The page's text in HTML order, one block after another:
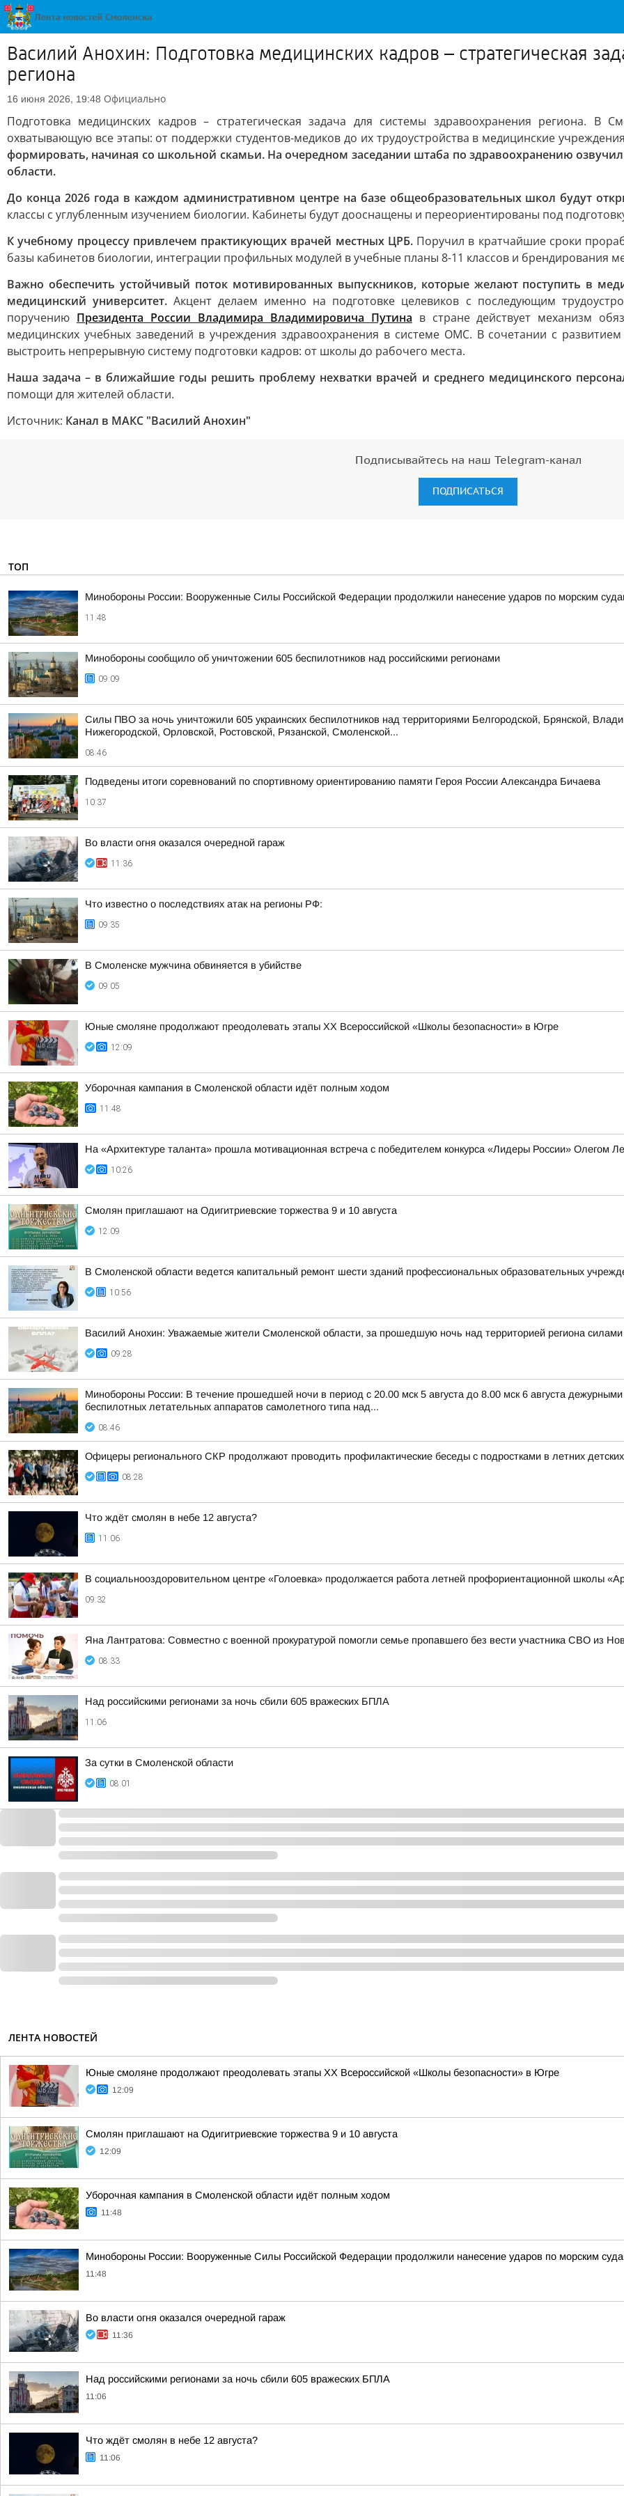
Василий Анохин: Подготовка медицинских кадров – стратегическая
региона
16 июня 2026, 19:48 Официально
Подготовка медицинских кадров – стратегическая задача для системы здравоохранения региона. В
охватывающую все этапы: от поддержки студентов-медиков до их трудоустройства в медицинские
формировать, начиная со школьной скамьи. На очередном заседании штаба по здравоохранению
области.
До конца 2026 года в каждом административном центре на базе общеобразовательных школ будут
классы с углубленным изучением биологии. Кабинеты будут дооснащены и переориентированы под
К учебному процессу привлечем практикующих врачей местных ЦРБ. Поручил в кратчайшие сроки
базы кабинетов биологии, интеграции профильных модулей в учебные планы 8-11 классов и брендирования
Важно обеспечить устойчивый поток мотивированных выпускников, которые желают поступить в
медицинский университет. Акцент делаем именно на подготовке целевиков с последующим
поручению Президента России Владимира Владимировича Путина в стране действует механизм
медицинских учебных заведений в учреждения здравоохранения в системе ОМС. В сочетании с
выстроить непрерывную систему подготовки кадров: от школы до рабочего места.
Наша задача – в ближайшие годы решить проблему нехватки врачей и среднего медицинского
помощи для жителей области.
Источник: Канал в МАКС "Василий Анохин"
Подписывайтесь на наш Telegram-канал
ПОДПИСАТЬСЯ
ТОП
Минобороны России: Вооруженные Силы Российской Федерации продолжили нанесение ударов по морским
11:48
Минобороны сообщило об уничтожении 605 беспилотников над российскими регионами
09:09
Силы ПВО за ночь уничтожили 605 украинских беспилотников над территориями Белгородской, Брянской,
Нижегородской, Орловской, Ростовской, Рязанской, Смоленской...
08:46
Подведены итоги соревнований по спортивному ориентированию памяти Героя России Александра Бичаева
10:37
Во власти огня оказался очередной гараж
11:36
Что известно о последствиях атак на регионы РФ:
09:35
В Смоленске мужчина обвиняется в убийстве
09:05
Юные смоляне продолжают преодолевать этапы XX Всероссийской «Школы безопасности» в Югре
12:09
Уборочная кампания в Смоленской области идёт полным ходом
11:48
На «Архитектуре таланта» прошла мотивационная встреча с победителем конкурса «Лидеры России» Олегом
10:26
Смолян приглашают на Одигитриевские торжества 9 и 10 августа
12:09
В Смоленской области ведется капитальный ремонт шести зданий профессиональных образовательных
10:56
Василий Анохин: Уважаемые жители Смоленской области, за прошедшую ночь над территорией региона
09:28
Минобороны России: В течение прошедшей ночи в период с 20.00 мск 5 августа до 8.00 мск 6 августа
беспилотных летательных аппаратов самолетного типа над...
08:46
Офицеры регионального СКР продолжают проводить профилактические беседы с подростками в летних
08:28
Что ждёт смолян в небе 12 августа?
11:06
В социальнооздоровительном центре «Голоевка» продолжается работа летней профориентационной школы
09:32
Яна Лантратова: Совместно с военной прокуратурой помогли семье пропавшего без вести участника СВО из
08:33
Над российскими регионами за ночь сбили 605 вражеских БПЛА
11:06
За сутки в Смоленской области
08:01
ЛЕНТА НОВОСТЕЙ
Юные смоляне продолжают преодолевать этапы XX Всероссийской «Школы безопасности» в Югре
12:09
Смолян приглашают на Одигитриевские торжества 9 и 10 августа
12:09
Уборочная кампания в Смоленской области идёт полным ходом
11:48
Минобороны России: Вооруженные Силы Российской Федерации продолжили нанесение ударов по морским
11:48
Во власти огня оказался очередной гараж
11:36
Над российскими регионами за ночь сбили 605 вражеских БПЛА
11:06
Что ждёт смолян в небе 12 августа?
11:06